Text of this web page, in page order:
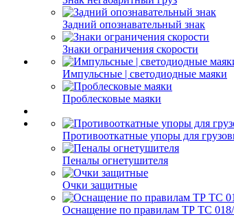
Задний опознавательный знак
Знаки ограничения скорости
Импульсные | светодиодные маяки
Проблесковые маяки
Противооткатные упоры для
Пеналы огнетушителя
Очки защитные
Оснащение по правилам ТР ТС 018/